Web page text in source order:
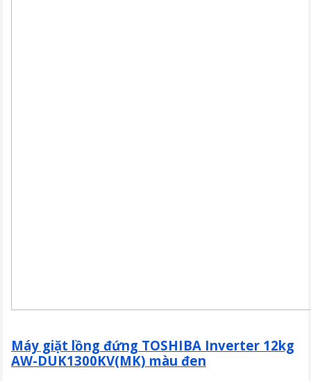
Máy giặt lồng đứng TOSHIBA Inverter 12kg
AW-DUK1300KV(MK) màu đen